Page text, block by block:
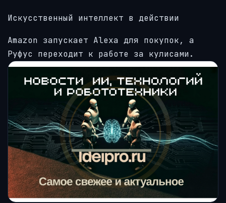
Искусственный интеллект в действии
Amazon запускает Alexa для покупок, а
Руфус переходит к работе за кулисами.